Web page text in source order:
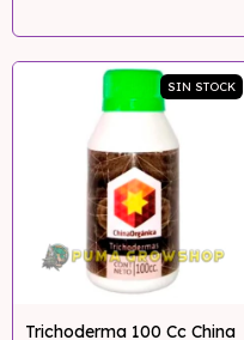
SIN STOCK
Trichoderma 100 Cc China